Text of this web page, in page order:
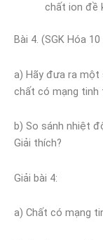
chất ion đề
Bài 4. (SGK Hóa
a) Hãy đưa ra một
chất có mạng tinh
b) So sánh nhiệt
Giải thích?
Giải bài 4:
a) Chất có mạng